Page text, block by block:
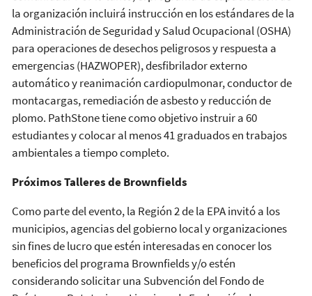
la organización incluirá instrucción en los estándares de la
Administración de Seguridad y Salud Ocupacional (OSHA)
para operaciones de desechos peligrosos y respuesta a
emergencias (HAZWOPER), desfibrilador externo
automático y reanimación cardiopulmonar, conductor de
montacargas, remediación de asbesto y reducción de
plomo. PathStone tiene como objetivo instruir a 60
estudiantes y colocar al menos 41 graduados en trabajos
ambientales a tiempo completo.
Próximos Talleres de Brownfields
Como parte del evento, la Región 2 de la EPA invitó a los
municipios, agencias del gobierno local y organizaciones
sin fines de lucro que estén interesadas en conocer los
beneficios del programa Brownfields y/o estén
considerando solicitar una Subvención del Fondo de